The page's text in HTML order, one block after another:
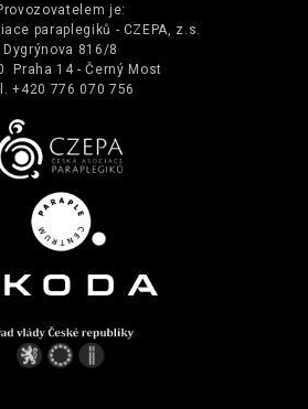
je:
paraplegiků - CZEPA, z.s.
Dygrýnova 816/8
Praha 14 - Černý Most
+420 776 070 756